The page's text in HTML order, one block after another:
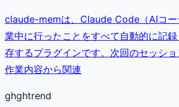
claude-memは、Claude Code（AIコー
業中に行ったことをすべて自動的に記
存するプラグインです。次回のセッシ
作業内容から関連
ghghtrend